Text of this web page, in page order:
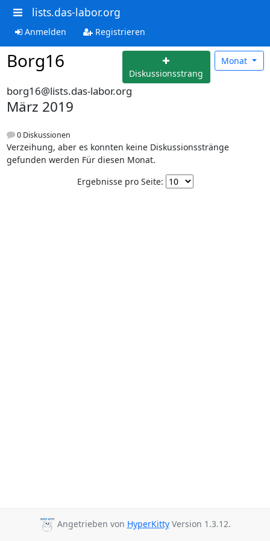
lists.das-labor.org
Anmelden Registrieren
Borg16
Diskussionsstrang
Monat
borg16@lists.das-labor.org
März 2019
0 Diskussionen
Verzeihung, aber es konnten keine Diskussionsstränge
gefunden werden Für diesen Monat.
Ergebnisse pro Seite:
Angetrieben von HyperKittyVersion 1.3.12.